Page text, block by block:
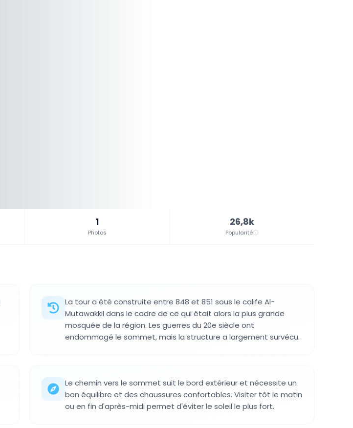
1
Photos
26,8k
Popularité
La tour a été construite entre 848 et 851 sous le calife Al-
Mutawakkil dans le cadre de ce qui était alors la plus grande
mosquée de la région. Les guerres du 20e siècle ont
endommagé le sommet, mais la structure a largement survécu.
Le chemin vers le sommet suit le bord extérieur et nécessite un
bon équilibre et des chaussures confortables. Visiter tôt le matin
ou en fin d'après-midi permet d'éviter le soleil le plus fort.